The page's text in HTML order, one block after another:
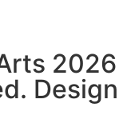
2026
Design